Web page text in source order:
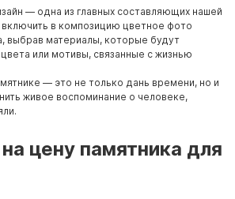
— одна из главных составляющих нашей
в композицию цветное фото
выбрав материалы, которые будут
или мотивы, связанные с жизнью
— это не только дань времени, но и
живое воспоминание о человеке,
цену памятника для